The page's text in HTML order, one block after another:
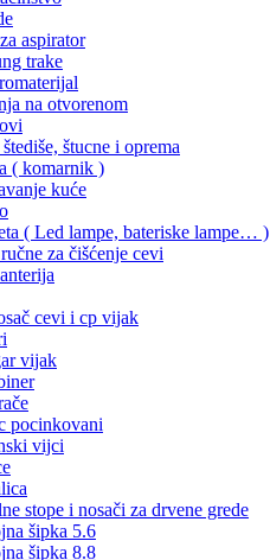
aspirator
trake
na otvorenom
štucne i oprema
( komarnik )
kuće
( Led lampe, bateriske lampe… )
za čišćenje cevi
cevi i cp vijak
vijak
pocinkovani
vijci
stope i nosači za drvene grede
šipka 5.6
šipka 8.8